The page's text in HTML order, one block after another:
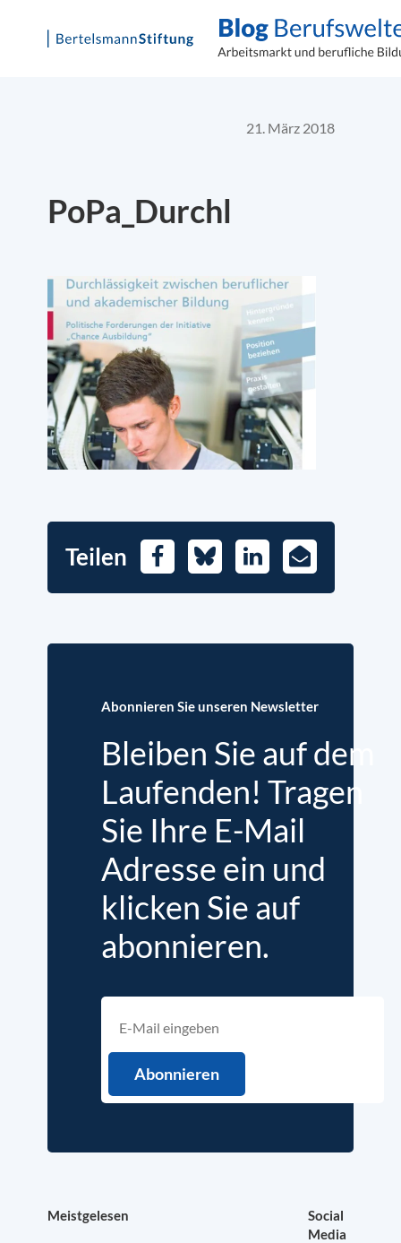
21. März 2018
PoPa_Durchl
Teilen FacebookBlueskyLinkedIn
E-
Mail
Abonnieren Sie unseren Newsletter
Bleiben Sie auf dem
Laufenden! Tragen
Sie Ihre E-Mail
Adresse ein und
klicken Sie auf
abonnieren.
Meistgelesen
Social
Media